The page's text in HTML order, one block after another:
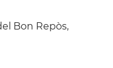
Bon Repòs,